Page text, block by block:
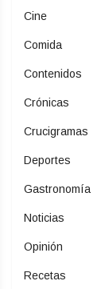
Cine
Comida
Contenidos
Crónicas
Crucigramas
Deportes
Gastronomía
Noticias
Opinión
Recetas